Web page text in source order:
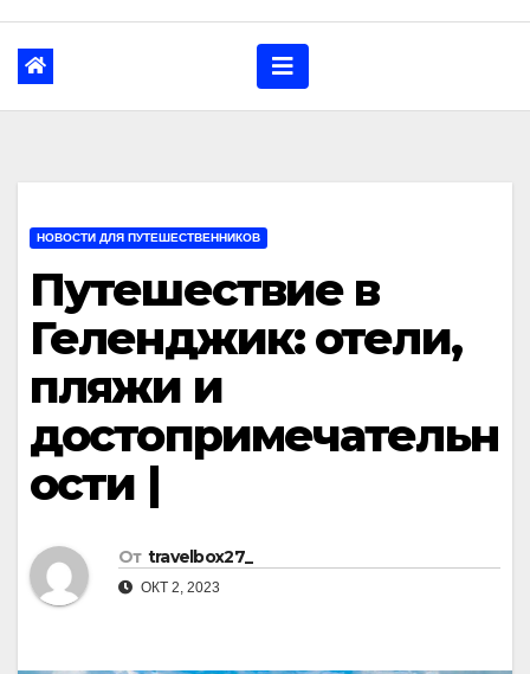
НОВОСТИ ДЛЯ ПУТЕШЕСТВЕННИКОВ
Путешествие в
Геленджик: отели,
пляжи и
достопримечательн
ости |
От travelbox27_
ОКТ 2, 2023